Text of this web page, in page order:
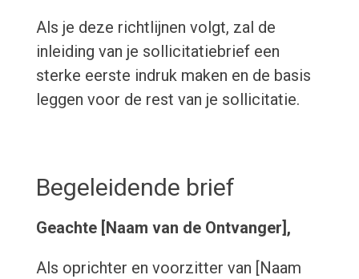
Als je deze richtlijnen volgt, zal de
inleiding van je sollicitatiebrief een
sterke eerste indruk maken en de basis
leggen voor de rest van je sollicitatie.
Begeleidende brief
Geachte [Naam van de Ontvanger],
Als oprichter en voorzitter van [Naam